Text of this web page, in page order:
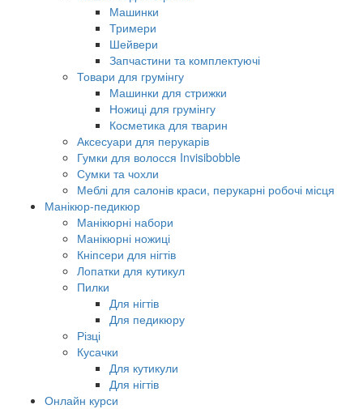
Машинки
Тримери
Шейвери
Запчастини та комплектуючі
Товари для грумінгу
Машинки для стрижки
Ножиці для грумінгу
Косметика для тварин
Аксесуари для перукарів
Гумки для волосся Invisibobble
Сумки та чохли
Меблі для салонів краси, перукарні робочі місця
Манікюр-педикюр
Манікюрні набори
Манікюрні ножиці
Кніпсери для нігтів
Лопатки для кутикул
Пилки
Для нігтів
Для педикюру
Різці
Кусачки
Для кутикули
Для нігтів
Онлайн курси